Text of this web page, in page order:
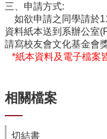
會
動
態
常
源
載
三、申請方式:
如欲申請之同學請於
資料紙本送到系辦公室
請寫校友會文化基金會
*紙本資料及電子檔案
相關檔案
切結書